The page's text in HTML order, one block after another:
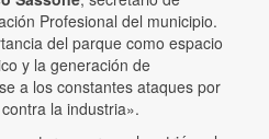
Profesional del municipio.
del parque como espacio
y la generación de
a los constantes ataques por
la industria».